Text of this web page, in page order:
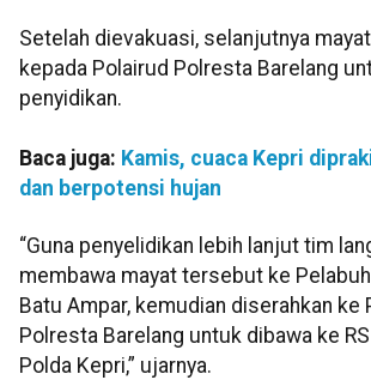
Setelah dievakuasi, selanjutnya
kepada Polairud Polresta Barelang
penyidikan.
Baca juga: Kamis, cuaca Kepri
dan berpotensi hujan
“Guna penyelidikan lebih lanjut tim
membawa mayat tersebut ke
Batu Ampar, kemudian diserahkan ke
Polresta Barelang untuk dibawa ke
Polda Kepri,” ujarnya.